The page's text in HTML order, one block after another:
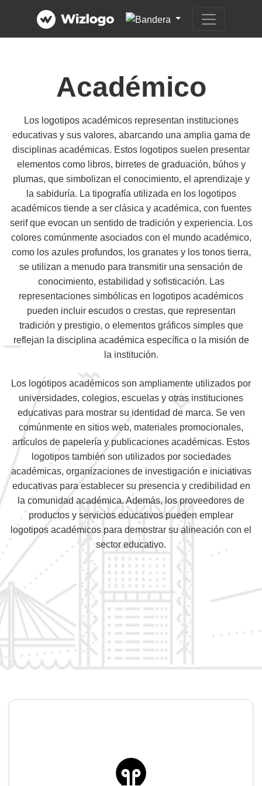
Académico
Los logotipos académicos representan instituciones
educativas y sus valores, abarcando una amplia gama de
disciplinas académicas. Estos logotipos suelen presentar
elementos como libros, birretes de graduación, búhos y
plumas, que simbolizan el conocimiento, el aprendizaje y
la sabiduría. La tipografía utilizada en los logotipos
académicos tiende a ser clásica y académica, con fuentes
serif que evocan un sentido de tradición y experiencia. Los
colores comúnmente asociados con el mundo académico,
como los azules profundos, los granates y los tonos tierra,
se utilizan a menudo para transmitir una sensación de
conocimiento, estabilidad y sofisticación. Las
representaciones simbólicas en logotipos académicos
pueden incluir escudos o crestas, que representan
tradición y prestigio, o elementos gráficos simples que
reflejan la disciplina académica específica o la misión de
la institución.
Los logotipos académicos son ampliamente utilizados por
universidades, colegios, escuelas y otras instituciones
educativas para mostrar su identidad de marca. Se ven
comúnmente en sitios web, materiales promocionales,
artículos de papelería y publicaciones académicas. Estos
logotipos también son utilizados por sociedades
académicas, organizaciones de investigación e iniciativas
educativas para establecer su presencia y credibilidad en
la comunidad académica. Además, los proveedores de
productos y servicios educativos pueden emplear
logotipos académicos para demostrar su alineación con el
sector educativo.